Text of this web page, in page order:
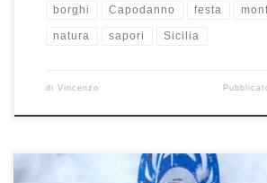
borghi Capodanno festa
natura sapori Sicilia
di Vincenzo